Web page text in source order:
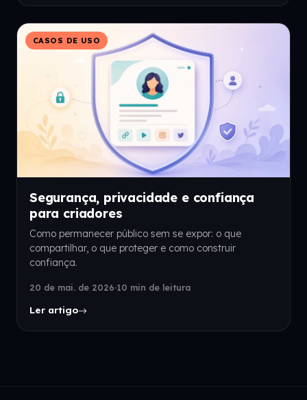
CASOS DE USO
Segurança, privacidade e confiança
para criadores
Como permanecer público sem se expor: o que
compartilhar, o que proteger e como construir
confiança.
20 de mai. de 2026·10 min de leitura
Ler artigo